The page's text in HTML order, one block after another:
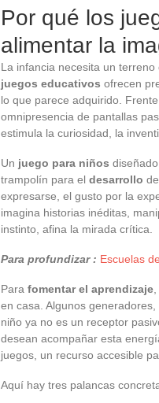
Por qué los
alimentar la
La infancia necesita un
juegos educativos ofrecen
lo que parece adquirido.
omnipresencia de pantallas
estimula la curiosidad, la
Un juego para niños
trampolín para el desarrollo
expresarse, el gusto por la
imagina historias inéditas,
instinto, afina la mirada crítica.
Para profundizar : Escuelas
Para fomentar el aprendizaje
en casa. Algunos
niño ya no es un receptor
desean acompañar esta
juegos, un recurso accesible
Aquí hay tres palancas